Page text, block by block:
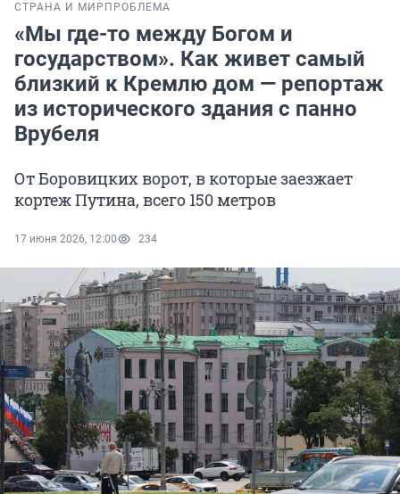
СТРАНА И МИР ПРОБЛЕМА
«Мы где-то между Богом и
государством». Как живет самый
близкий к Кремлю дом — репортаж
из исторического здания с панно
Врубеля
От Боровицких ворот, в которые заезжает
кортеж Путина, всего 150 метров
17 июня 2026, 12:00 234